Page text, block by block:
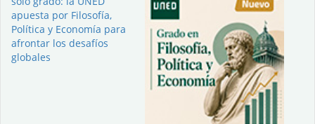
apuesta por Filosofía,
Política y Economía para
afrontar los desafíos
globales